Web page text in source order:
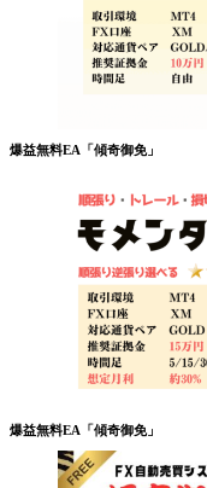
爆益無料EA「傾奇御免」
爆益無料EA「傾奇御免」